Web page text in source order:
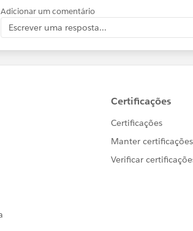
Adicionar um comentário
Escrever uma resposta...